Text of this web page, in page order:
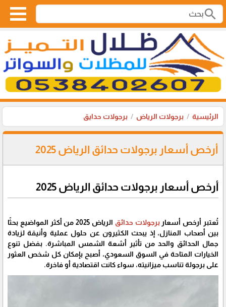
search
الرئيسية برجولات الرياض برجولات حدايق
أرخص أسعار برجولات حدائق الرياض 2025
أرخص أسعار برجولات حدائق الرياض 2025
تُعتبر أرخص أسعار برجولات حدائق
الرياض 2025 من أكثر المواضيع بحثًا
بين أصحاب المنازل، إذ يبحث الكثيرون عن حلول عملية وأنيقة لزيادة
جمال الحدائق والحد من تأثير أشعة الشمس المباشرة. بفضل تنوع
الخيارات المتاحة في السوق السعودي، أصبح بإمكان كل شخص العثور
على برجولة تناسب ميزانيته، سواء كانت اقتصادية أو فاخرة.